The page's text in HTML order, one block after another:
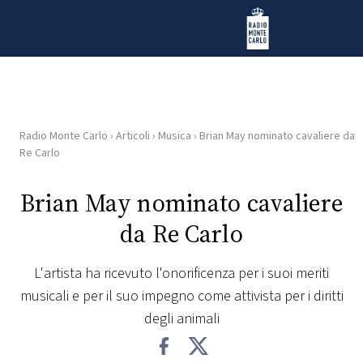
Radio Monte Carlo
HOME
RADIO
PLAYLIST
Radio Monte Carlo › Articoli › Musica › Brian May nominato cavaliere da
Re Carlo
Brian May nominato cavaliere
da Re Carlo
L'artista ha ricevuto l'onorificenza per i suoi meriti
musicali e per il suo impegno come attivista per i diritti
degli animali